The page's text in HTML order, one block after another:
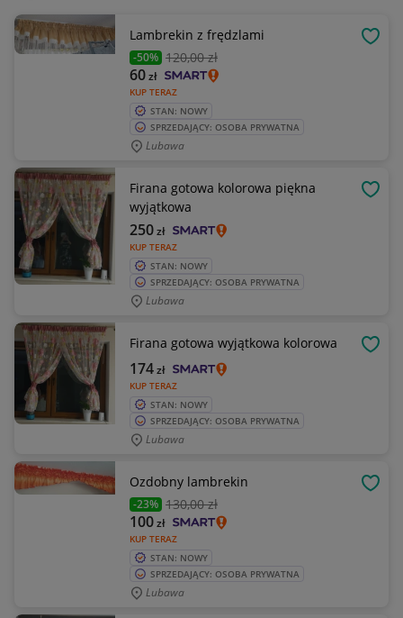
Lambrekin z frędzlami
-50% 120,00 zł
KUP TERAZ
60zł
STAN: NOWY
SPRZEDAJĄCY: OSOBA PRYWATNA
Lubawa
Firana gotowa kolorowa piękna
wyjątkowa
KUP TERAZ
250zł
STAN: NOWY
SPRZEDAJĄCY: OSOBA PRYWATNA
Lubawa
Firana gotowa wyjątkowa kolorowa
KUP TERAZ
174zł
STAN: NOWY
SPRZEDAJĄCY: OSOBA PRYWATNA
Lubawa
Ozdobny lambrekin
-23% 130,00 zł
KUP TERAZ
100zł
STAN: NOWY
SPRZEDAJĄCY: OSOBA PRYWATNA
Lubawa